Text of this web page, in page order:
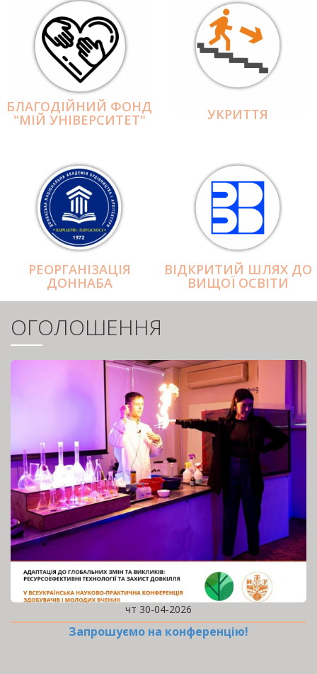
БЛАГОДІЙНИЙ ФОНД
"МІЙ УНІВЕРСИТЕТ" УКРИТТЯ
РЕОРГАНІЗАЦІЯ
ДОННАБА
ВІДКРИТИЙ ШЛЯХ ДО
ВИЩОЇ ОСВІТИ
ОГОЛОШЕННЯ
чт 30-04-2026
Запрошуємо на конференцію!